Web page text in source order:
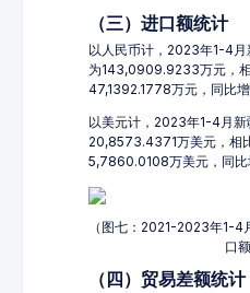
（三）进口额统计
以人民币计，2023年1-4
为143,0909.9233万元，
47,1392.1778万元，同比
以美元计，2023年1-4月新
20,8573.4371万美元，相
5,7860.0108万美元，同比
（图七：2021-2023年1-4
口额
（四）贸易差额统计